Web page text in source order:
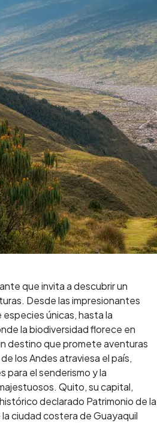
que invita a descubrir un
Desde las impresionantes
únicas, hasta la
la biodiversidad florece en
destino que promete aventuras
los Andes atraviesa el país,
el senderismo y la
Quito, su capital,
declarado Patrimonio de la
ciudad costera de Guayaquil